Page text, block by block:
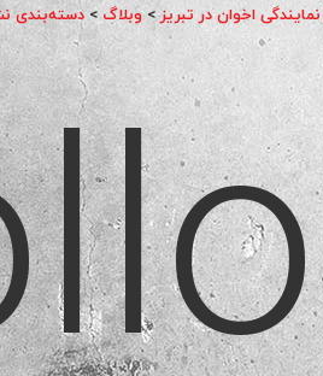
اخوان در تبریز>وبلاگ >دسته‌بندی